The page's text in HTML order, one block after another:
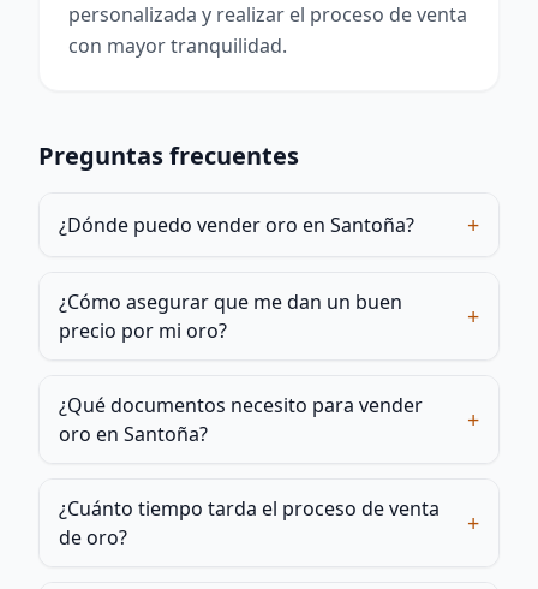
personalizada y realizar el proceso de venta
con mayor tranquilidad.
Preguntas frecuentes
¿Dónde puedo vender oro en Santoña? +
¿Cómo asegurar que me dan un buen
precio por mi oro?
+
¿Qué documentos necesito para vender
oro en Santoña?
+
¿Cuánto tiempo tarda el proceso de venta
de oro?
+